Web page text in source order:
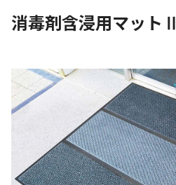
消毒剤含浸用マットⅡ